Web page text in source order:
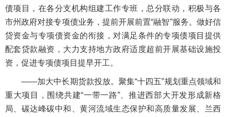
债项目，在各分支机构组建工作专班，总分联动，积极与各
市州政府对接专项债业务，提前开展前置“融智”服务。做好信
贷资金与专项债资金的衔接，对满足条件的专项债项目提供
配套贷款融资，大力支持地方政府适度超前开展基础设施投
资，促进专项债项目提早开工。
——加大中长期货款投放。聚集“十四五”规划重点领域和
重大项目，围绕共建“一带一路”、推进西部大开发形成新格
局、碳达峰碳中和、黄河流域生态保护和高质量发展、兰西